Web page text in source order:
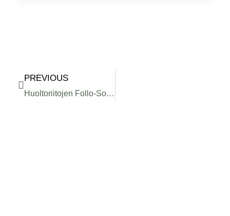
PREVIOUS
Huoltoriitojen Follo-Sovittelu